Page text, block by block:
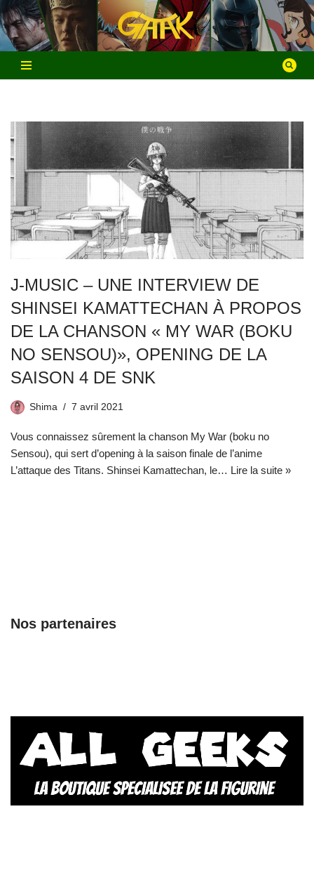
Aller
au
contenu
J-MUSIC – UNE INTERVIEW DE
SHINSEI KAMATTECHAN À PROPOS
DE LA CHANSON « MY WAR (BOKU
NO SENSOU)», OPENING DE LA
SAISON 4 DE SNK
Shima 7 avril 2021
Vous connaissez sûrement la chanson My War (boku no
Sensou), qui sert d’opening à la saison finale de l’anime
L’attaque des Titans. Shinsei Kamattechan, le… Lire la suite »
Nos partenaires